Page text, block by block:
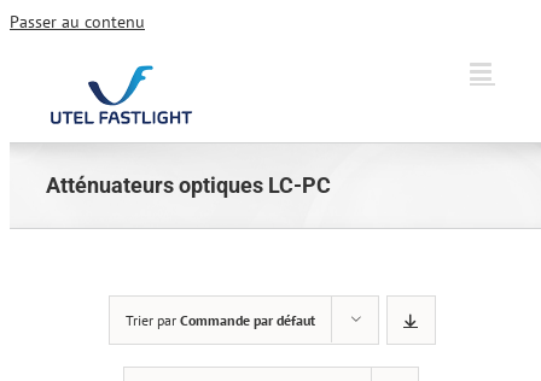
Passer au contenu
Atténuateurs optiques LC-PC
Trier par Commande par défaut